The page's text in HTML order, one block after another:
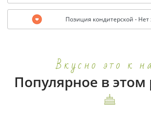
Позиция кондитерской -
Вкусно это к
Популярное в этом